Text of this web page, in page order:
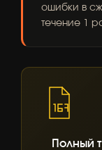
ошибки в
течение 1
Полный